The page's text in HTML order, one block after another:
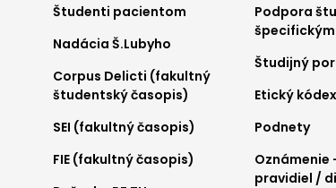
Footer
menu
2
Študenti pacientom
Nadácia Š.Lubyho
Corpus Delicti (fakultný
študentský časopis)
SEI (fakultný časopis)
FIE (fakultný časopis)
menu
3
Podpora
Študijný
Etický kódex
Podnety
Oznámenie
pravidiel /